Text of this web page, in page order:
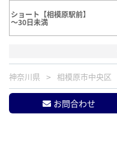
ショート【相模原駅前】
～30日未満
神奈川県 相模原市中央区
お問合わせ